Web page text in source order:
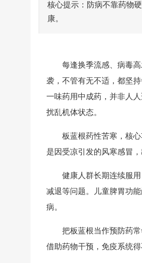
核心提示：防病不靠药物
康。
每逢换季流感、病毒
袭，不管有无不适，都坚
一味药用中成药，并非人
扰乱机体状态。
板蓝根药性苦寒，核
是因受凉引发的风寒感冒
健康人群长期连续服
减退等问题。儿童脾胃功
病。
把板蓝根当作预防药
借助药物干预，免疫系统